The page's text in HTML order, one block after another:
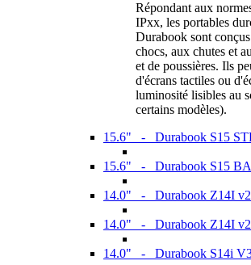
Répondant aux
IPxx, les portables
Durabook sont
chocs, aux chutes et
et de poussières. Ils
d'écrans tactiles ou
luminosité lisibles au
certains modèles).
15.6" - Durabook S15
15.6" - Durabook S15
14.0" - Durabook Z14I v2
14.0" - Durabook Z14I v2
14.0" - Durabook S14i V3